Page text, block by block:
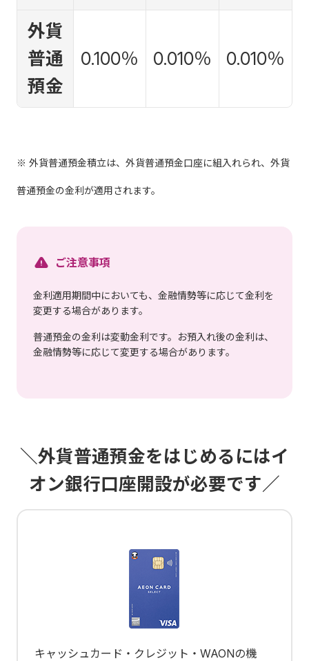
外貨
普通
預金
0.100％ 0.010％ 0.010％
※ 外貨普通預金積立は、外貨普通預金口座に組入れられ、外貨
普通預金の金利が適用されます。
ご注意事項
金利適用期間中においても、金融情勢等に応じて金利を
変更する場合があります。
普通預金の金利は変動金利です。お預入れ後の金利は、
金融情勢等に応じて変更する場合があります。
＼外貨普通預金をはじめるにはイ
オン銀行口座開設が必要です／
キャッシュカード・クレジット・WAONの機